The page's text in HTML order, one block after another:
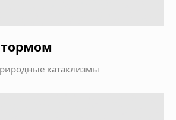
катаклизмы